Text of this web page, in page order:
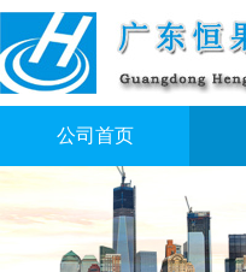
公司首页